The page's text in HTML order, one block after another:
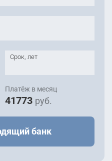
Срок, лет
Платёж в месяц
41773 руб.
банк